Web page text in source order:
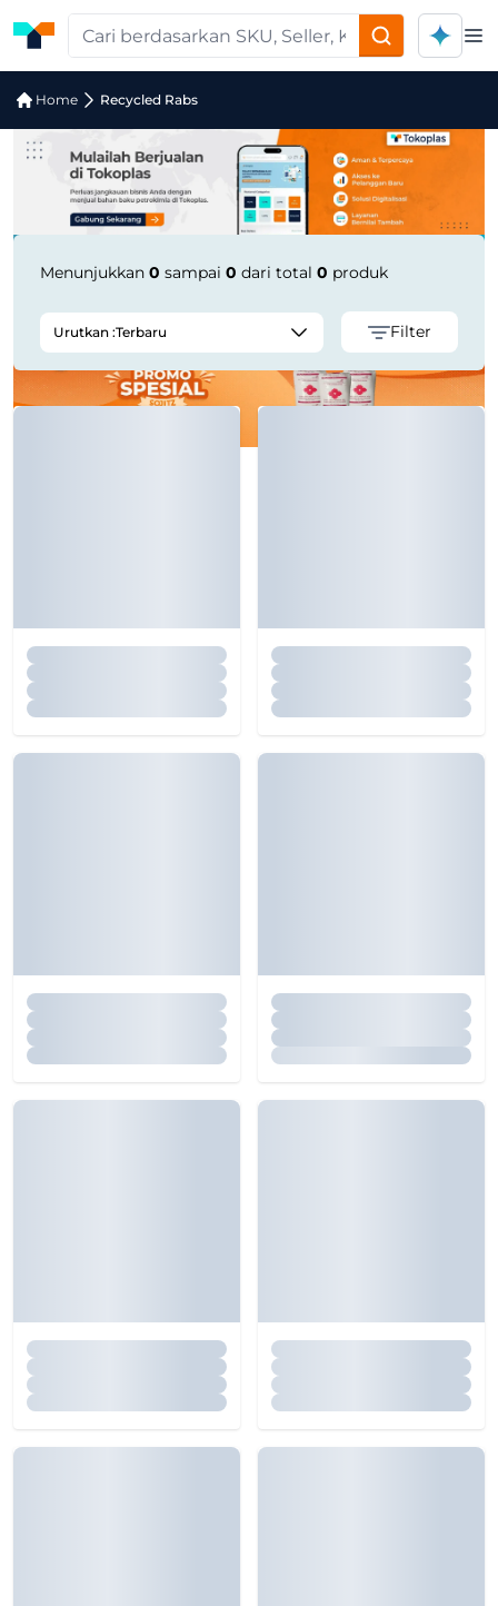
Home Recycled Rabs
Jual Recycled Rabs | Supplier
Menunjukkan 0 sampai 0 dari total 0 produk
Urutkan :Terbaru Filter